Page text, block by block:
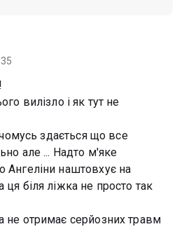
вилізло і як тут не
здається що все
але ... Надто м'яке
Ангеліни наштовхує на
біля ліжка не просто так
не отримає серйозних травм